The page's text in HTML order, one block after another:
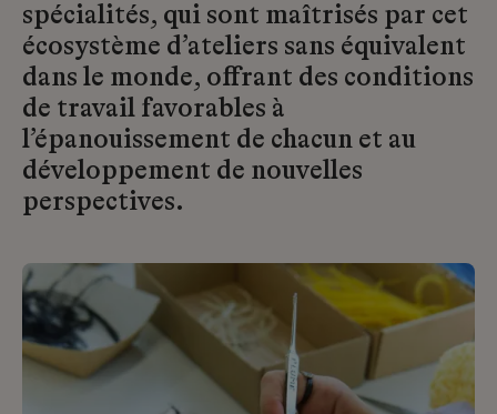
spécialités, qui sont maîtrisés par cet
écosystème d’ateliers sans équivalent
dans le monde, offrant des conditions
de travail favorables à
l’épanouissement de chacun et au
développement de nouvelles
perspectives.